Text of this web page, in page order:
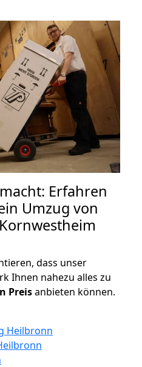
Erfahren
Umzug von
dass unser
Ihnen nahezu alles zu
Preisanbieten können.
Heilbronn